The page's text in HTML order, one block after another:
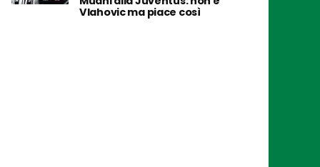
Vlahovic ma piace così